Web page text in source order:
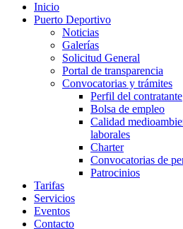
Inicio
Puerto Deportivo
Noticias
Galerías
Solicitud General
Portal de transparencia
Convocatorias y trámites
Perfil del contratante
Bolsa de empleo
Calidad
laborales
Charter
Convocatorias de
Patrocinios
Tarifas
Servicios
Eventos
Contacto